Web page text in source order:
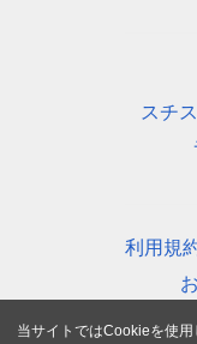
スチ
利用規
当サイトではCookieを使